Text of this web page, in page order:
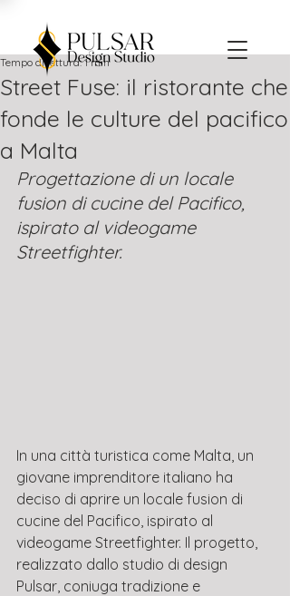
Street Fuse: il ristorante che
fonde le culture del pacifico
a Malta
Tempo di lettura: 1 min
Progettazione di un locale
fusion di cucine del Pacifico,
ispirato al videogame
Streetfighter.
In una città turistica come Malta, un
giovane imprenditore italiano ha
deciso di aprire un locale fusion di
cucine del Pacifico, ispirato al
videogame Streetfighter. Il progetto,
realizzato dallo studio di design
Pulsar, coniuga tradizione e